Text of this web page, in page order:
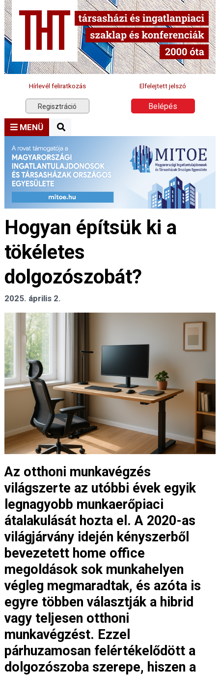
Hírlevél feliratkozás Elfelejtett jelszó
Regisztráció Belépés
MENÜ
Hogyan építsük ki a
tökéletes
dolgozószobát?
2025. április 2.
Az otthoni munkavégzés
világszerte az utóbbi évek egyik
legnagyobb munkaerőpiaci
átalakulását hozta el. A 2020-as
világjárvány idején kényszerből
bevezetett home office
megoldások sok munkahelyen
végleg megmaradtak, és azóta is
egyre többen választják a hibrid
vagy teljesen otthoni
munkavégzést. Ezzel
párhuzamosan felértékelődött a
dolgozószoba szerepe, hiszen a